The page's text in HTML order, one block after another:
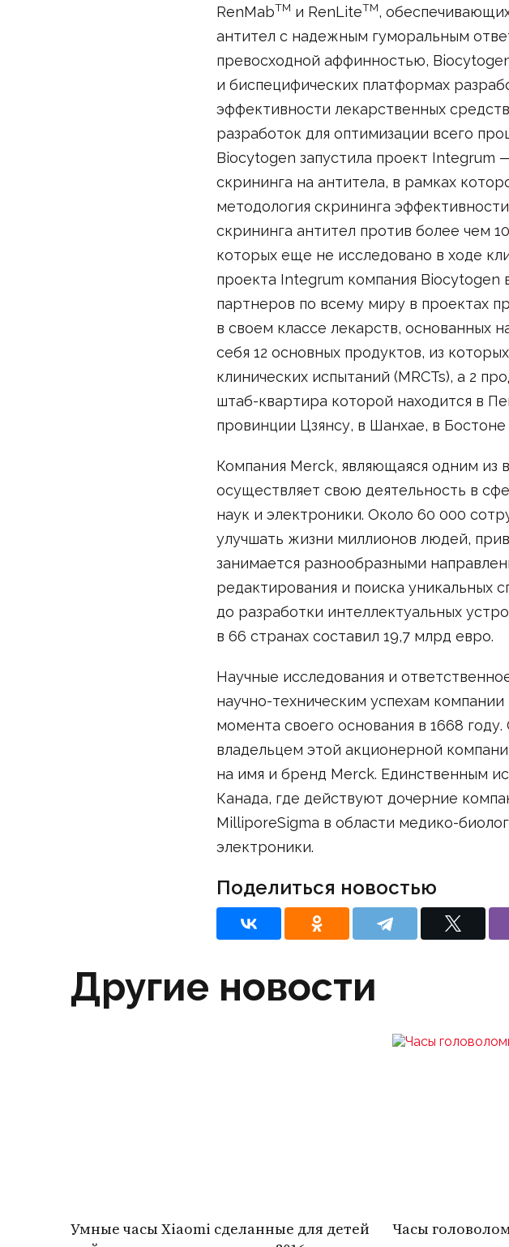
RenMabTM и RenLiteTM,
антител с надежным гуморальным
превосходной аффинностью,
и биспецифических платформах
эффективности лекарственных
разработок для оптимизации всего
Biocytogen запустила проект
скрининга на антитела, в рамках
методология скрининга
скрининга антител против более чем
которых еще не исследовано в ходе
проекта Integrum компания Biocytogen
партнеров по всему миру в проектах
в своем классе лекарств, основанных
себя 12 основных продуктов, из
клинических испытаний (MRCTs), а 2
штаб-квартира которой находится в
провинции Цзянсу, в Шанхае, в
Компания Merck, являющаяся одним из
осуществляет свою деятельность в
наук и электроники. Около 60 000
улучшать жизни миллионов людей,
занимается разнообразными
редактирования и поиска уникальных
до разработки интеллектуальных
в 66 странах составил 19,7 млрд евро.
Научные исследования и
научно-техническим успехам
момента своего основания в 1668
владельцем этой акционерной
на имя и бренд Merck. Единственным
Канада, где действуют дочерние
MilliporeSigma в области медико-
электроники.
Поделиться новостью
Другие новости
Умные часы Xiaomi сделанные для детей
Часы